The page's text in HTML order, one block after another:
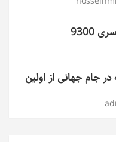
جام جهانی از اولین